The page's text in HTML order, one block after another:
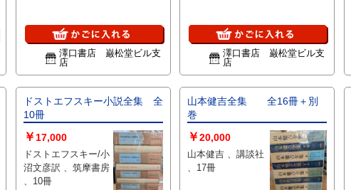
澤口書店 巌松堂ビル支
店
澤口書店 巌松堂ビル支
店
ドストエフスキー小説全集 全
10冊
￥ 17,000
ドストエフスキー/小
沼文彦訳 、筑摩書房
、10冊
山本健吉全集 全16冊＋別
巻
￥20,000
山本健吉 、講談社
、17冊